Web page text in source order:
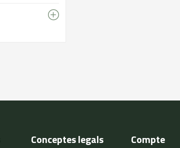
Conceptes legals Compte